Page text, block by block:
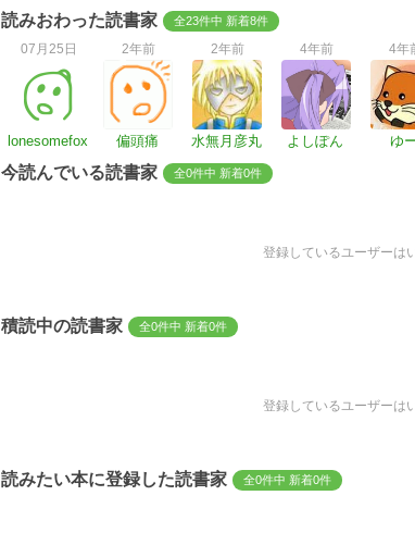
読みおわった読書家 全23件中 新着8件
07月25日
lonesomefox
2年前
偏頭痛
2年前
水無月彦丸
4年前
よしぽん
4年
ゆ
今読んでいる読書家 全0件中 新着0件
登録しているユーザーは
積読中の読書家 全0件中 新着0件
登録しているユーザーは
読みたい本に登録した読書家 全0件中 新着0件